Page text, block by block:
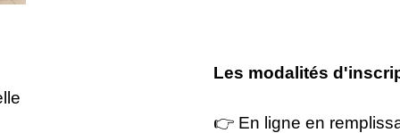
Les modalités
👉 En ligne en